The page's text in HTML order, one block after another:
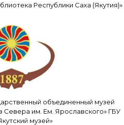
Республики Саха (Якутия)»
объединенный музей
Севера им. Ем. Ярославского» ГБУ
музей»